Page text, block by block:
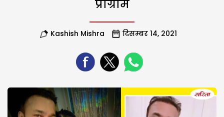
प्रोग्राम
Kashish Mishra दिसम्बर 14, 2021